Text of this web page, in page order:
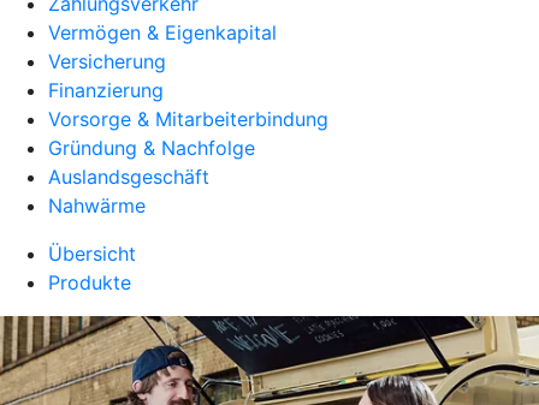
Vermögen & Eigenkapital
Versicherung
Finanzierung
Vorsorge & Mitarbeiterbindung
Gründung & Nachfolge
Auslandsgeschäft
Nahwärme
Übersicht
Produkte